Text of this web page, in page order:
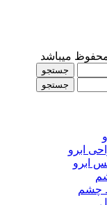
میباشد
جستجو
جستجو
ابرو
ابرو
چشم